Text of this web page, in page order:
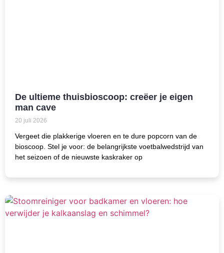
De ultieme thuisbioscoop: creëer je eigen
man cave
20 juli 2026
Vergeet die plakkerige vloeren en te dure popcorn van de
bioscoop. Stel je voor: de belangrijkste voetbalwedstrijd van
het seizoen of de nieuwste kaskraker op